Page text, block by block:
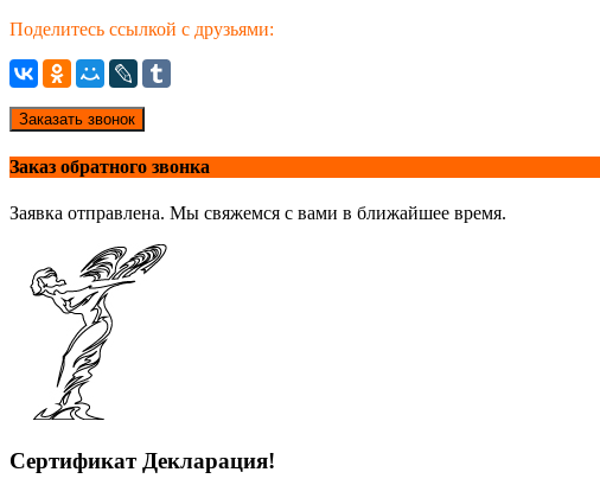
Поделитесь ссылкой с друзьями:
Заказать звонок
Заказ обратного звонка
Заявка отправлена. Мы свяжемся с вами в ближайшее время.
Сертификат Декларация!